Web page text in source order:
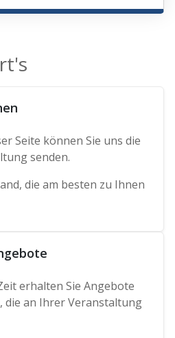
Seite können Sie uns die
senden.
die am besten zu Ihnen
erhalten Sie Angebote
die an Ihrer Veranstaltung